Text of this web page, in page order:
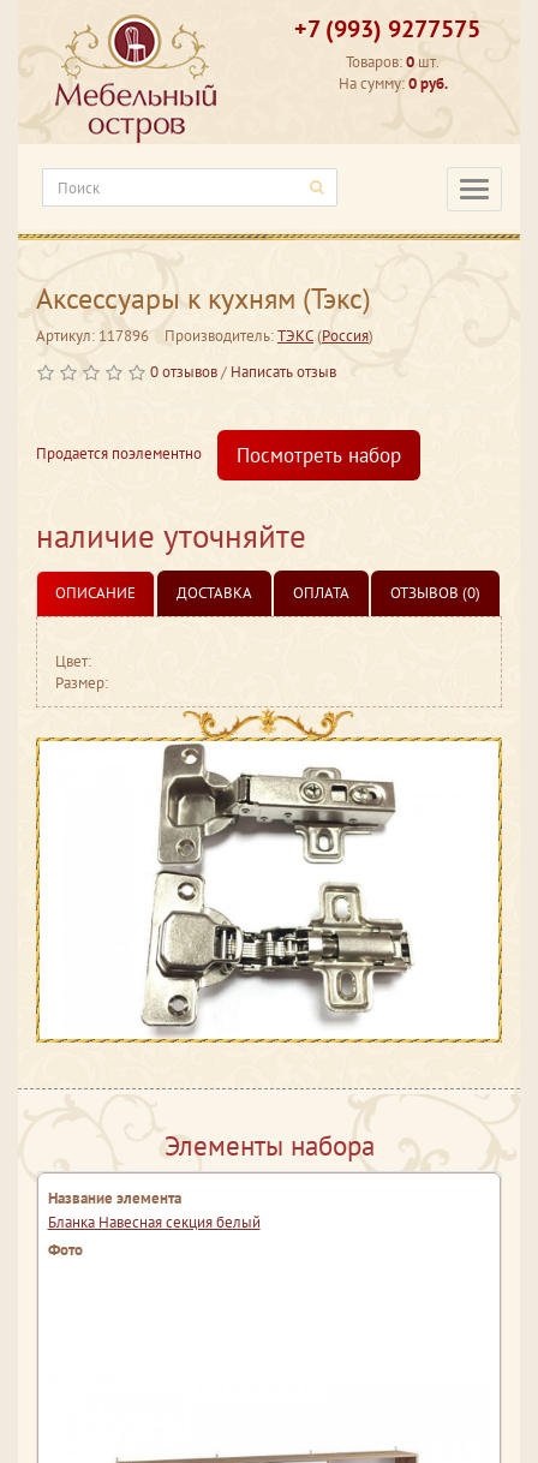
+7 (993) 9277575
Товаров:0 шт.
На сумму:0 руб.
Аксессуары к кухням (Тэкс)
Артикул: 117896 Производитель:ТЭКС(Россия)
0 отзывов/ Написать отзыв
Продается поэлементно Посмотреть набор
наличие уточняйте
ОПИСАНИЕ ДОСТАВКА ОПЛАТА ОТЗЫВОВ (0)
Цвет:
Размер:
Элементы набора
Бланка Навесная секция белый